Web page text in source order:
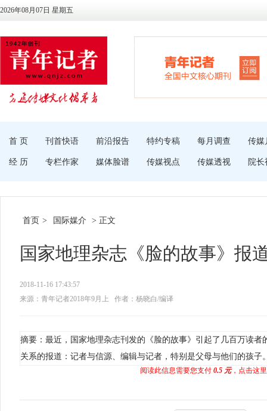
2026年08月07日 星期五
首 页 刊首快语 前沿报告 特约专稿 每月调查 传媒
经 历 专栏作家 媒体脸谱 传媒视点 传媒透视 院长
首页 > 国际媒介 > 正文
国家地理杂志《脸的故事》报
2018-11-16 17:43:57
来源：青年记者2018年9月上
作者：杨晓白/编译
摘要：最近，国家地理杂志刊发的《脸的故事》引起了几百万读者
关系的报道：记者与信源、编辑与记者，特别是父母与他们的孩子
阅读此信息需要您支付 0.5 元，点击这